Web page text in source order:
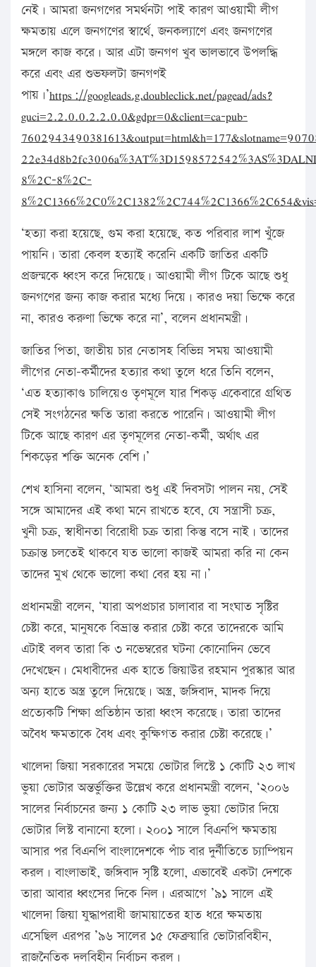
নেই। আমরা জনগণের সমর্থনটা পাই কারণ আওয়ামী লীগ
ক্ষমতায় এলে জনগণের স্বার্থে, জনকল্যাণে এবং জনগণের
মঙ্গলে কাজ করে। আর এটা জনগণ খুব ভালভাবে উপলদ্ধি
করে এবং এর শুভফলটা জনগণই
পায়।’https://googleads.g.doubleclick.net/pagead/ads?
guci=2.2.0.0.2.2.0.0&gdpr=0&client=ca-pub-
8%2C-8%2C-
‘হত্যা করা হয়েছে, গুম করা হয়েছে, কত পরিবার লাশ খুঁজে
পায়নি। তারা কেবল হত্যাই করেনি একটি জাতির একটি
প্রজন্মকে ধ্বংস করে দিয়েছে। আওয়ামী লীগ টিকে আছে শুধু
জনগণের জন্য কাজ করার মধ্যে দিয়ে। কারও দয়া ভিক্ষে করে
না, কারও করুণা ভিক্ষে করে না’, বলেন প্রধানমন্ত্রী।
জাতির পিতা, জাতীয় চার নেতাসহ বিভিন্ন সময় আওয়ামী
লীগের নেতা-কর্মীদের হত্যার কথা তুলে ধরে তিনি বলেন,
‘এত হত্যাকাণ্ড চালিয়েও তৃণমূলে যার শিকড় একেবারে গ্রথিত
সেই সংগঠনের ক্ষতি তারা করতে পারেনি। আওয়ামী লীগ
টিকে আছে কারণ এর তৃণমূলের নেতা-কর্মী, অর্থাৎ এর
শিকড়ের শক্তি অনেক বেশি।’
শেখ হাসিনা বলেন, ‘আমরা শুধু এই দিবসটা পালন নয়, সেই
সঙ্গে আমাদের এই কথা মনে রাখতে হবে, যে সন্ত্রাসী চক্র,
খুনী চক্র, স্বাধীনতা বিরোধী চক্র তারা কিন্তু বসে নাই। তাদের
চক্রান্ত চলতেই থাকবে যত ভালো কাজই আমরা করি না কেন
তাদের মুখ থেকে ভালো কথা বের হয় না।’
প্রধানমন্ত্রী বলেন, ‘যারা অপপ্রচার চালাবার বা সংঘাত সৃষ্টির
চেষ্টা করে, মানুষকে বিভ্রান্ত করার চেষ্টা করে তাদেরকে আমি
এটাই বলব তারা কি ৩ নভেম্বরের ঘটনা কোনোদিন ভেবে
দেখেছেন। মেধাবীদের এক হাতে জিয়াউর রহমান পুরস্কার আর
অন্য হাতে অস্ত্র তুলে দিয়েছে। অস্ত্র, জঙ্গিবাদ, মাদক দিয়ে
প্রত্যেকটি শিক্ষা প্রতিষ্ঠান তারা ধ্বংস করেছে। তারা তাদের
অবৈধ ক্ষমতাকে বৈধ এবং কুক্ষিগত করার চেষ্টা করেছে।’
খালেদা জিয়া সরকারের সময়ে ভোটার লিস্টে ১ কোটি ২৩ লাখ
ভুয়া ভোটার অন্তর্ভুক্তির উল্লেখ করে প্রধানমন্ত্রী বলেন, ‘২০০৬
সালের নির্বাচনের জন্য ১ কোটি ২৩ লাভ ভুয়া ভোটার দিয়ে
ভোটার লিস্ট বানানো হলো। ২০০১ সালে বিএনপি ক্ষমতায়
আসার পর বিএনপি বাংলাদেশকে পাঁচ বার দুর্নীতিতে চ্যাম্পিয়ন
করল। বাংলাভাই, জঙ্গিবাদ সৃষ্টি হলো, এভাবেই একটা দেশকে
তারা আবার ধ্বংসের দিকে নিল। এরআগে ’৯১ সালে এই
খালেদা জিয়া যুদ্ধাপরাধী জামায়াতের হাত ধরে ক্ষমতায়
এসেছিল এরপর ’৯৬ সালের ১৫ ফেব্রুয়ারি ভোটারবিহীন,
রাজনৈতিক দলবিহীন নির্বাচন করল।